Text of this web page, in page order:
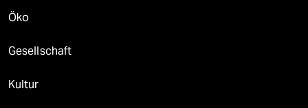
Öko
Gesellschaft
Kultur